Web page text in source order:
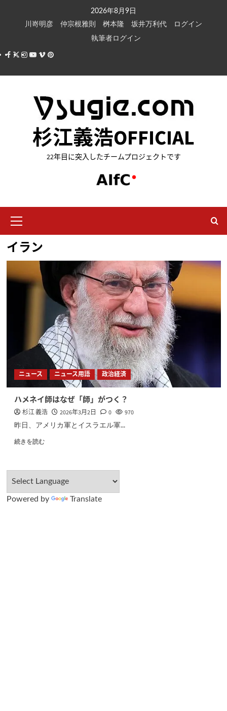
キ
2026年8月9日
川嵜明彦
仲宗根雅則 桝本隆 坂井万利代
ログイン
執筆者ログイン
Facebook
X Instagram
Youtube
VimeoPinterest
杉江義浩OFFICIAL
22年目に突入したチームプロジェクトです
イ
ン
メ
ー
イラン
ニュース ニュース用語 政治経済
ハメネイ師はなぜ「師」がつく？
杉江 義浩 2026年3月2日 0 970
昨日、アメリカ軍とイスラエル軍...
続きを読む
Powered by Translate